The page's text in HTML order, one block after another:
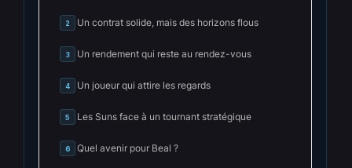
2 Un contrat solide, mais des horizons flous
3 Un rendement qui reste au rendez-vous
4 Un joueur qui attire les regards
5 Les Suns face à un tournant stratégique
6 Quel avenir pour Beal ?